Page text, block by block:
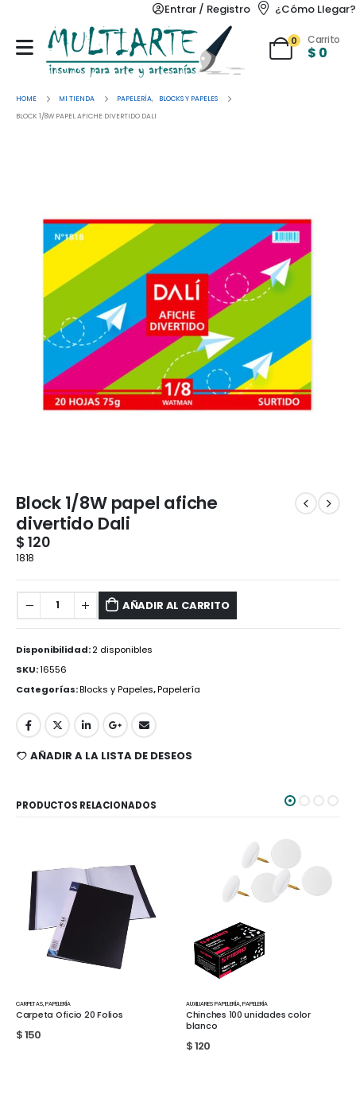
Entrar / Registro ¿Cómo Llegar?
0 Carrito
$ 0
HOME MI TIENDA PAPELERÍA,
BLOCKS Y PAPELES
BLOCK 1/8W PAPEL AFICHE DIVERTIDO DALI
Block 1/8W papel afiche
divertido Dali
$ 120
1818
AÑADIR AL CARRITO
Disponibilidad:2 disponibles
SKU:16556
Categorías:Blocks y Papeles,Papelería
AÑADIR A LA LISTA DE DESEOS
PRODUCTOS RELACIONADOS
AUXILIARES PAPELERÍA
Chinches 100 unidades color
AUXILIARES PAPELERÍA
Chinches 100 unidades color